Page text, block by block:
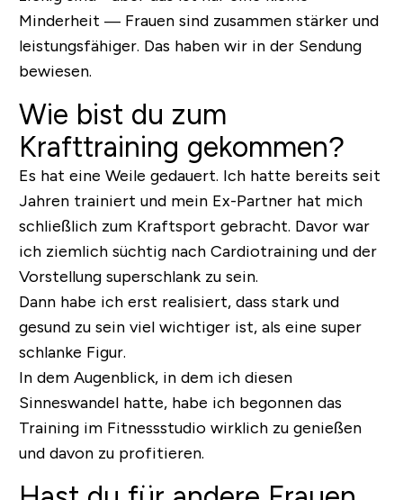
Minderheit — Frauen sind zusammen stärker und
leistungsfähiger. Das haben wir in der Sendung
bewiesen.
Wie bist du zum
Krafttraining gekommen?
Es hat eine Weile gedauert. Ich hatte bereits seit
Jahren trainiert und mein Ex-Partner hat mich
schließlich zum Kraftsport gebracht. Davor war
ich ziemlich süchtig nach Cardiotraining und der
Vorstellung superschlank zu sein.
Dann habe ich erst realisiert, dass stark und
gesund zu sein viel wichtiger ist, als eine super
schlanke Figur.
In dem Augenblick, in dem ich diesen
Sinneswandel hatte, habe ich begonnen das
Training im Fitnessstudio wirklich zu genießen
und davon zu profitieren.